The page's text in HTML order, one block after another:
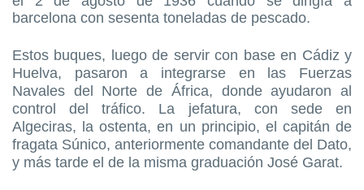
barcelona con sesenta toneladas de pescado.
Estos buques, luego de servir con base en Cádiz y
Huelva, pasaron a integrarse en las Fuerzas
Navales del Norte de África, donde ayudaron al
control del tráfico. La jefatura, con sede en
Algeciras, la ostenta, en un principio, el capitán de
fragata Súnico, anteriormente comandante del Dato,
y más tarde el de la misma graduación José Garat.